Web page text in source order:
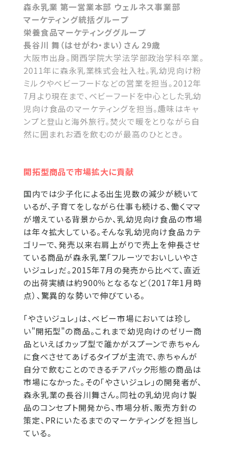
森永乳業 第一営業本部 ウェルネス事業部
マーケティング統括グループ
栄養食品マーケティンググループ
長谷川 舞（はせがわ・まい）さん 29歳
大阪市出身。関西学院大学法学部政治学科卒業。
2011年に森永乳業株式会社入社。乳幼児向け粉
ミルクやベビーフードなどの営業を担当。2012年
7月より現在まで、ベビーフードを中心とした乳幼
児向け食品のマーケティングを担当。趣味はキャ
ンプと登山と海外旅行。焚火で暖をとりながら自
然に囲まれお酒を飲むのが最高のひととき。
開拓型商品で市場拡大に貢献
国内では少子化による出生児数の減少が続いて
いるが、子育てをしながら仕事も続ける、働くママ
が増えている背景からか、乳幼児向け食品の市場
は年々拡大している。そんな乳幼児向け食品カテ
ゴリーで、発売以来右肩上がりで売上を伸長させ
ている商品が森永乳業「フルーツでおいしいやさ
いジュレ」だ。2015年7月の発売から比べて、直近
の出荷実績は約900％となるなど（2017年1月時
点）、驚異的な勢いで伸びている。
「やさいジュレ」は、ベビー市場においては珍し
い"開拓型"の商品。これまで幼児向けのゼリー商
品といえばカップ型で誰かがスプーンで赤ちゃん
に食べさせてあげるタイプが主流で、赤ちゃんが
自分で飲むことのできるチアパック形態の商品は
市場になかった。その「やさいジュレ」の開発者が、
森永乳業の長谷川舞さん。同社の乳幼児向け製
品のコンセプト開発から、市場分析、販売方針の
策定、PRにいたるまでのマーケティングを担当し
ている。